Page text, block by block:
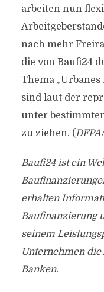
arbeiten nun
nach mehr
die von Baufi24
Thema
sind laut der
unter
zu ziehen. (
Baufi24 ist ein
erhalten
Baufinanzierung
seinem
Unternehmen die
Banken.